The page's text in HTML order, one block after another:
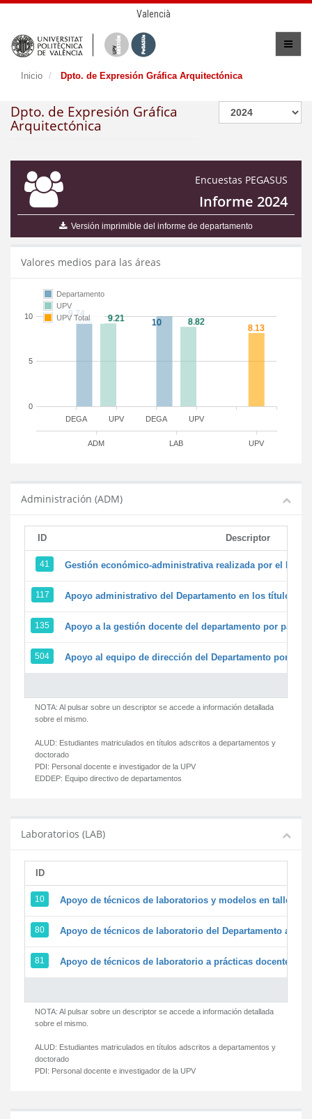
Valencià
Inicio Dpto. de Expresión Gráfica Arquitectónica
Dpto. de Expresión Gráfica
Arquitectónica
Encuestas PEGASUS
Informe 2024
Versión imprimible del informe de departamento
Valores medios para las áreas
DEGA DEGA
UPV UPV
ADM LAB UPV
0
5
10
Departamento
UPV
UPV Total
Administración (ADM)
ID Descriptor
41 Gestión económico-administrativa realizada por el
117 Apoyo administrativo del Departamento en los títulos de
135 Apoyo a la gestión docente del departamento por parte
504 Apoyo al equipo de dirección del Departamento por
NOTA: Al pulsar sobre un descriptor se accede a información detallada
sobre el mismo.
ALUD: Estudiantes matriculados en títulos adscritos a departamentos y
doctorado
PDI: Personal docente e investigador de la UPV
EDDEP: Equipo directivo de departamentos
Laboratorios (LAB)
ID
10 Apoyo de técnicos de laboratorios y modelos en
80 Apoyo de técnicos de laboratorio del Departamento a la
81 Apoyo de técnicos de laboratorio a prácticas docentes y
NOTA: Al pulsar sobre un descriptor se accede a información detallada
sobre el mismo.
ALUD: Estudiantes matriculados en títulos adscritos a departamentos y
doctorado
PDI: Personal docente e investigador de la UPV